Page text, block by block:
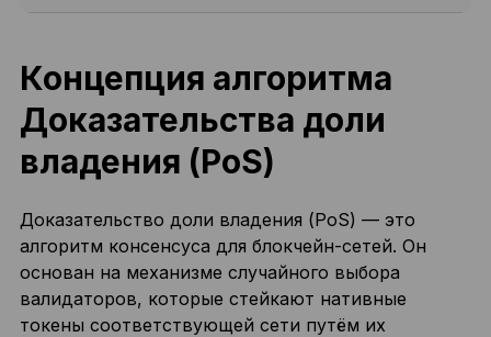
Концепция алгоритма
Доказательства доли
владения (PoS)
Доказательство доли владения (PoS) — это
алгоритм консенсуса для блокчейн-сетей. Он
основан на механизме случайного выбора
валидаторов, которые стейкают нативные
токены соответствующей сети путём их